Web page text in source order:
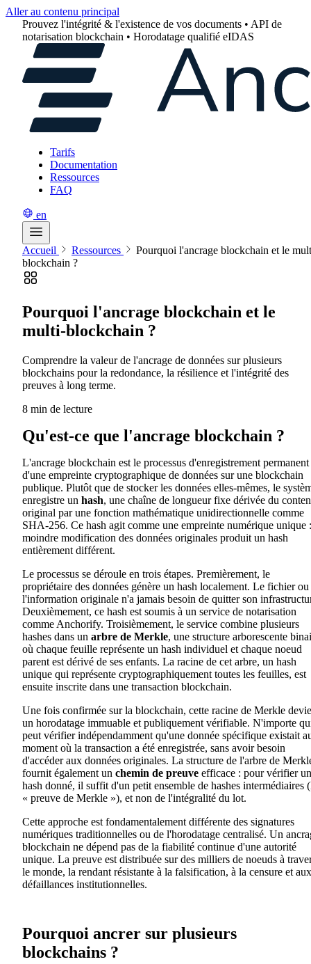
Aller au contenu principal
Prouvez l'intégrité & l'existence de vos documents • API de
notarisation blockchain • Horodatage qualifié eIDAS
Tarifs
Documentation
Ressources
FAQ
en
Accueil Ressources
Pourquoi l'ancrage blockchain et le
blockchain ?
Pourquoi l'ancrage blockchain et le
multi-blockchain ?
Comprendre la valeur de l'ancrage de données sur plusieurs
blockchains pour la redondance, la résilience et l'intégrité des
preuves à long terme.
8 min de lecture
Qu'est-ce que l'ancrage blockchain ?
L'ancrage blockchain est le processus d'enregistrement permanent
d'une empreinte cryptographique de données sur une blockchain
publique. Plutôt que de stocker les données elles-mêmes, le
enregistre un hash, une chaîne de longueur fixe dérivée du
original par une fonction mathématique unidirectionnelle comme
SHA-256. Ce hash agit comme une empreinte numérique unique
moindre modification des données originales produit un hash
entièrement différent.
Le processus se déroule en trois étapes. Premièrement, le
propriétaire des données génère un hash localement. Le fichier ou
l'information originale n'a jamais besoin de quitter son
Deuxièmement, ce hash est soumis à un service de notarisation
comme Anchorify. Troisièmement, le service combine plusieurs
hashes dans un arbre de Merkle, une structure arborescente
où chaque feuille représente un hash individuel et chaque noeud
parent est dérivé de ses enfants. La racine de cet arbre, un hash
unique qui représente cryptographiquement toutes les feuilles, est
ensuite inscrite dans une transaction blockchain.
Une fois confirmée sur la blockchain, cette racine de Merkle
un horodatage immuable et publiquement vérifiable. N'importe
peut vérifier indépendamment qu'une donnée spécifique existait
moment où la transaction a été enregistrée, sans avoir besoin
d'accéder aux données originales. La structure de l'arbre de
fournit également un chemin de preuve efficace : pour vérifier un
hash donné, il suffit d'un petit ensemble de hashes intermédiaires
« preuve de Merkle »), et non de l'intégralité du lot.
Cette approche est fondamentalement différente des signatures
numériques traditionnelles ou de l'horodatage centralisé. Un
blockchain ne dépend pas de la fiabilité continue d'une autorité
unique. La preuve est distribuée sur des milliers de noeuds à
le monde, la rendant résistante à la falsification, à la censure et aux
défaillances institutionnelles.
Pourquoi ancrer sur plusieurs
blockchains ?